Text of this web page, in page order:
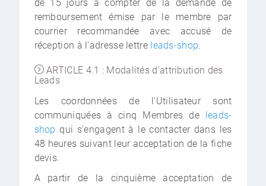
de 15 jours à compter de la demande de
remboursement émise par le membre par
courrier recommandée avec accusé de
réception à l'adresse lettre leads-shop.
ARTICLE 4.1 : Modalités d'attribution des
Leads
Les coordonnées de l'Utilisateur sont
communiquées à cinq Membres de leads-
shop qui s'engagent à le contacter dans les
48 heures suivant leur acceptation de la fiche
devis.
A partir de la cinquième acceptation de